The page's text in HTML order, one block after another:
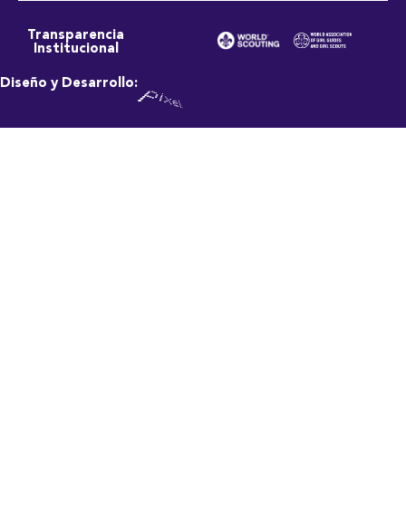
Transparencia
Institucional
Diseño y Desarrollo: